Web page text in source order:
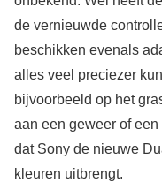
de vernieuwde
beschikken evenals
alles veel preciezer
bijvoorbeeld op het
aan een geweer of
dat Sony de nieuwe
kleuren uitbrengt.